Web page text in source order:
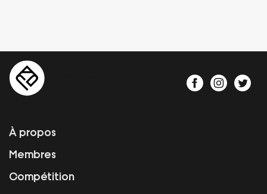
À propos
Membres
Compétition